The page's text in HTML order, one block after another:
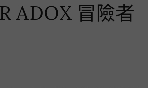
ADOX 冒險者